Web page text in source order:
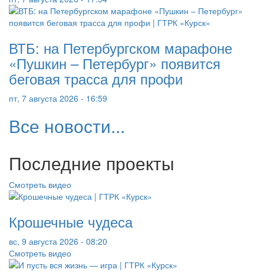
ВТБ: на Петербургском марафоне
«Пушкин – Петербург» появится
беговая трасса для профи
пт, 7 августа 2026 - 16:59
Все новости...
Последние проекты
Смотреть видео
Крошечные чудеса
вс, 9 августа 2026 - 08:20
Смотреть видео